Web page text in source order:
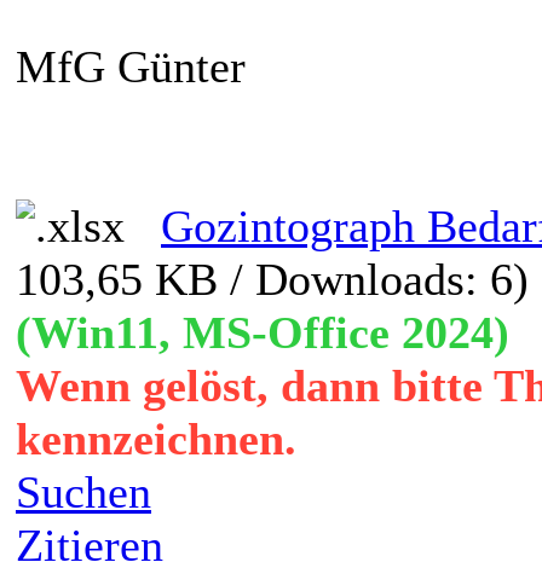
MfG Günter
Gozintograph
103,65 KB / Downloads: 6)
(Win11, MS-Office 2024)
Wenn gelöst, dann bitte
kennzeichnen.
Suchen
Zitieren